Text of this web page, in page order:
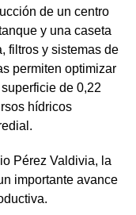
de un centro
y una caseta
filtros y sistemas de
permiten optimizar
de 0,22
hídricos
Pérez Valdivia, la
importante avance